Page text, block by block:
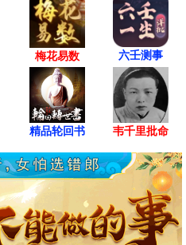
梅花易数 六壬测事
精品轮回书 韦千里批命